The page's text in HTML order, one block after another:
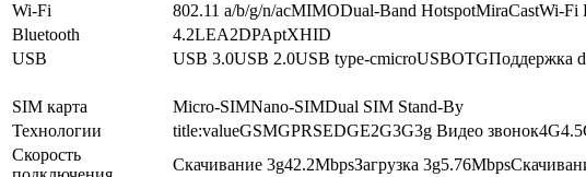
Wi-Fi
802.11 a/b/g/n/acMIMODual-Band HotspotMiraCastWi-Fi
Bluetooth
4.2LEA2DPAptXHID
USB
USB 3.0USB 2.0USB type-cmicroUSBOTGПоддержка
SIM карта
Micro-SIMNano-SIMDual SIM Stand-By
Технологии
title:valueGSMGPRSEDGE2G3G3g Видео звонок4G
Скорость
Скачивание 3g42.2MbpsЗагрузка 3g5.76Mbps